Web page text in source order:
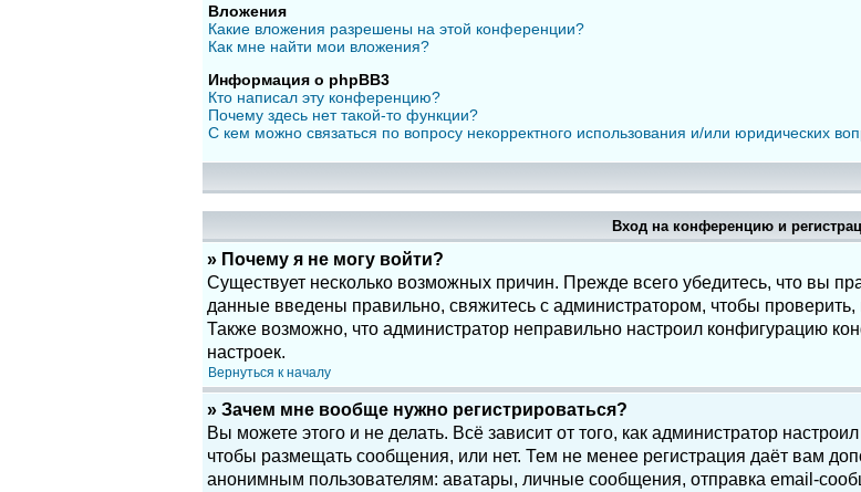
Вложения
Какие вложения разрешены на этой конференции?
Как мне найти мои вложения?
Информация о phpBB3
Кто написал эту конференцию?
Почему здесь нет такой-то функции?
С кем можно связаться по вопросу некорректного использования и/или юридических
Вход на конференцию и
» Почему я не могу войти?
Существует несколько возможных причин. Прежде всего убедитесь, что вы
данные введены правильно, свяжитесь с администратором, чтобы
Также возможно, что администратор неправильно настроил конфигурацию
настроек.
Вернуться к началу
» Зачем мне вообще нужно регистрироваться?
Вы можете этого и не делать. Всё зависит от того, как администратор
чтобы размещать сообщения, или нет. Тем не менее регистрация даёт вам
анонимным пользователям: аватары, личные сообщения, отправка email-